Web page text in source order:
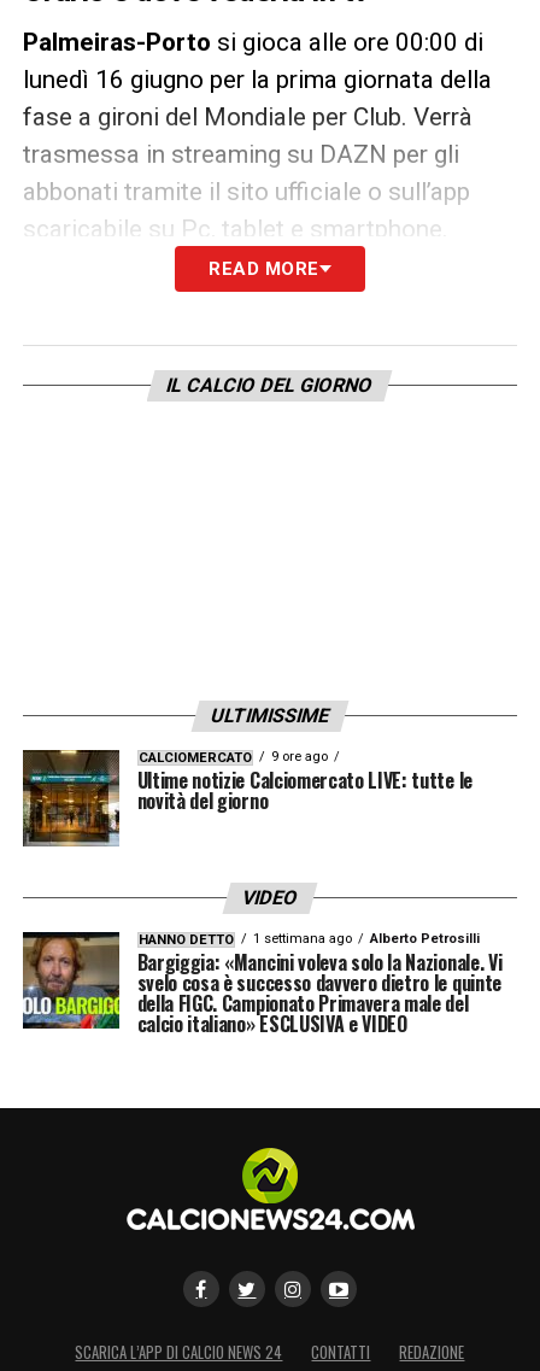
Palmeiras-Porto si gioca alle ore 00:00 di
lunedì 16 giugno per la prima giornata della
fase a gironi del Mondiale per Club. Verrà
trasmessa in streaming su DAZN per gli
abbonati tramite il sito ufficiale o sull’app
scaricabile su Pc, tablet e smartphone.
READ MORE
IL CALCIO DEL GIORNO
ULTIMISSIME
CALCIOMERCATO 9 ore ago
Ultime notizie Calciomercato LIVE: tutte le
novità del giorno
VIDEO
HANNO DETTO 1 settimana ago Alberto Petrosilli
Bargiggia: «Mancini voleva solo la Nazionale. Vi
svelo cosa è successo davvero dietro le quinte
della FIGC. Campionato Primavera male del
calcio italiano» ESCLUSIVA e VIDEO
SCARICA L’APP DI CALCIO NEWS 24 CONTATTI REDAZIONE